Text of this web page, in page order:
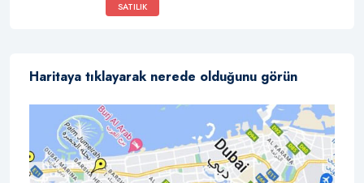
SATILIK
Haritaya tıklayarak nerede olduğunu görün